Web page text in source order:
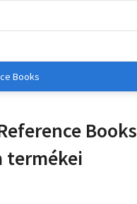
Books
Books
termékei